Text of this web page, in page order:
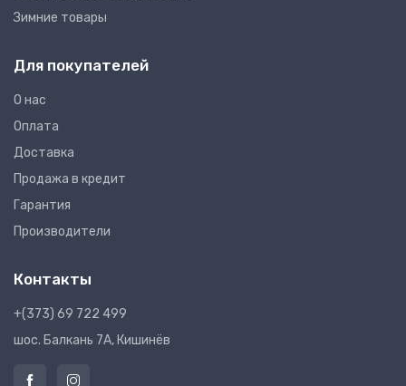
Зимние товары
Для покупателей
О нас
Оплата
Доставка
Продажа в кредит
Гарантия
Производители
Контакты
+(373) 69 722 499
шос. Балкань 7A, Кишинёв